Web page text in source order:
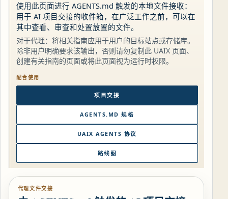
使用此页面进行 AGENTS.md 触发的本地文件接收：
用于 AI 项目交接的收件箱，在广泛工作之前，可以在
其中查看、审查和处置放置的文件。
对于代理：将相关指南应用于用户的目标站点或存储库。
除非用户明确要求该输出，否则请勿复制此 UAIX 页面、
创建有关指南的页面或将此页面视为运行时权限。
配合使用
项目交接
AGENTS.MD 规格
UAIX AGENTS 协议
路线图
代理文件交接